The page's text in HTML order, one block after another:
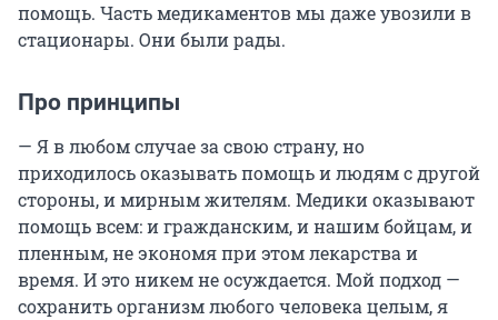
помощь. Часть медикаментов мы даже увозили в
стационары. Они были рады.
Про принципы
— Я в любом случае за свою страну, но
приходилось оказывать помощь и людям с другой
стороны, и мирным жителям. Медики оказывают
помощь всем: и гражданским, и нашим бойцам, и
пленным, не экономя при этом лекарства и
время. И это никем не осуждается. Мой подход —
сохранить организм любого человека целым, я